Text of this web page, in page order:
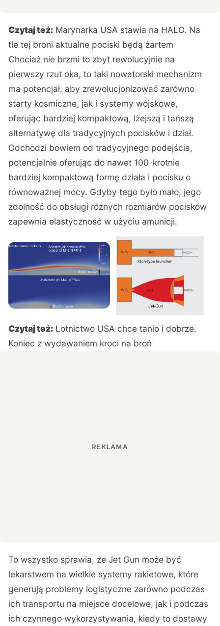
Czytaj też: Marynarka USA stawia na HALO. Na
tle tej broni aktualne pociski będą żartem
Chociaż nie brzmi to zbyt rewolucyjnie na
pierwszy rzut oka, to taki nowatorski mechanizm
ma potencjał, aby zrewolucjonizować zarówno
starty kosmiczne, jak i systemy wojskowe,
oferując bardziej kompaktową, lżejszą i tańszą
alternatywę dla tradycyjnych pocisków i dział.
Odchodzi bowiem od tradycyjnego podejścia,
potencjalnie oferując do nawet 100-krotnie
bardziej kompaktową formę działa i pocisku o
równoważnej mocy. Gdyby tego było mało, jego
zdolność do obsługi różnych rozmiarów pocisków
zapewnia elastyczność w użyciu amunicji.
Czytaj też: Lotnictwo USA chce tanio i dobrze.
Koniec z wydawaniem kroci na broń
To wszystko sprawia, że Jet Gun może być
lekarstwem na wielkie systemy rakietowe, które
generują problemy logistyczne zarówno podczas
ich transportu na miejsce docelowe, jak i podczas
ich czynnego wykorzystywania, kiedy to dostawy